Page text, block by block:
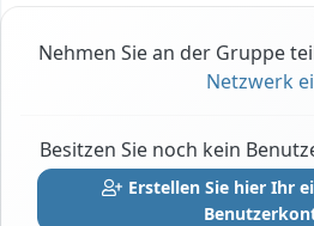
Nehmen Sie an der Gruppe
Netzwerk
Besitzen Sie noch kein
Erstellen Sie hier Ihr